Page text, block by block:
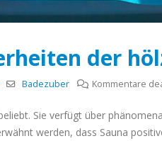
der
Badezuber Kommentare
Sie verfügt über
werden, dass Sauna
im hölzernen
Wie